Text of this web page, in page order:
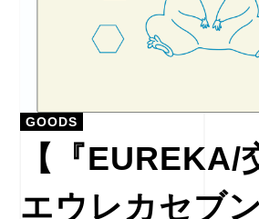
GOODS
【『EUREKA/
エウレカセブ